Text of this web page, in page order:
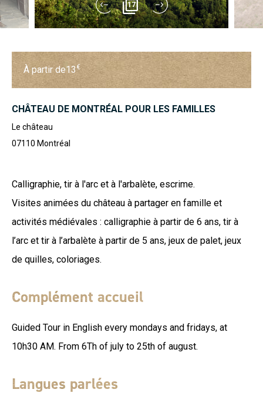
17
À partir de13€
CHÂTEAU DE MONTRÉAL POUR LES FAMILLES
Le château
07110 Montréal
Calligraphie, tir à l'arc et à l'arbalète, escrime.
Visites animées du château à partager en famille et
activités médiévales : calligraphie à partir de 6 ans, tir à
l’arc et tir à l’arbalète à partir de 5 ans, jeux de palet, jeux
de quilles, coloriages.
Complément accueil
Guided Tour in English every mondays and fridays, at
10h30 AM. From 6Th of july to 25th of august.
Langues parlées